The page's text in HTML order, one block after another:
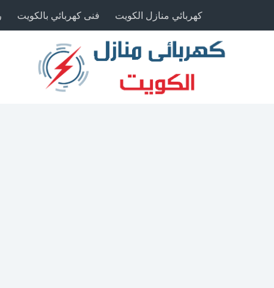
كهربائي منازل الكويت فنى كهربائي بالكويت